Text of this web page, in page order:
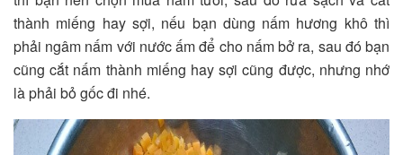
thành miếng hay sợi, nếu bạn dùng nấm hương khô thì
phải ngâm nấm với nước ấm để cho nấm bở ra, sau đó bạn
cũng cắt nấm thành miếng hay sợi cũng được, nhưng nhớ
là phải bỏ gốc đi nhé.